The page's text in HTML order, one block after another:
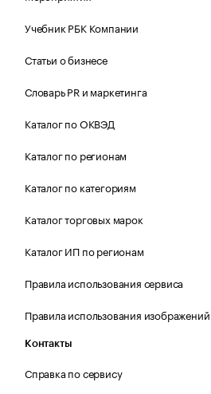
Учебник РБК Компании
Статьи о бизнесе
Словарь PR и маркетинга
Каталог по ОКВЭД
Каталог по регионам
Каталог по категориям
Каталог торговых марок
Каталог ИП по регионам
Правила использования сервиса
Правила использования изображений
Контакты
Справка по сервису